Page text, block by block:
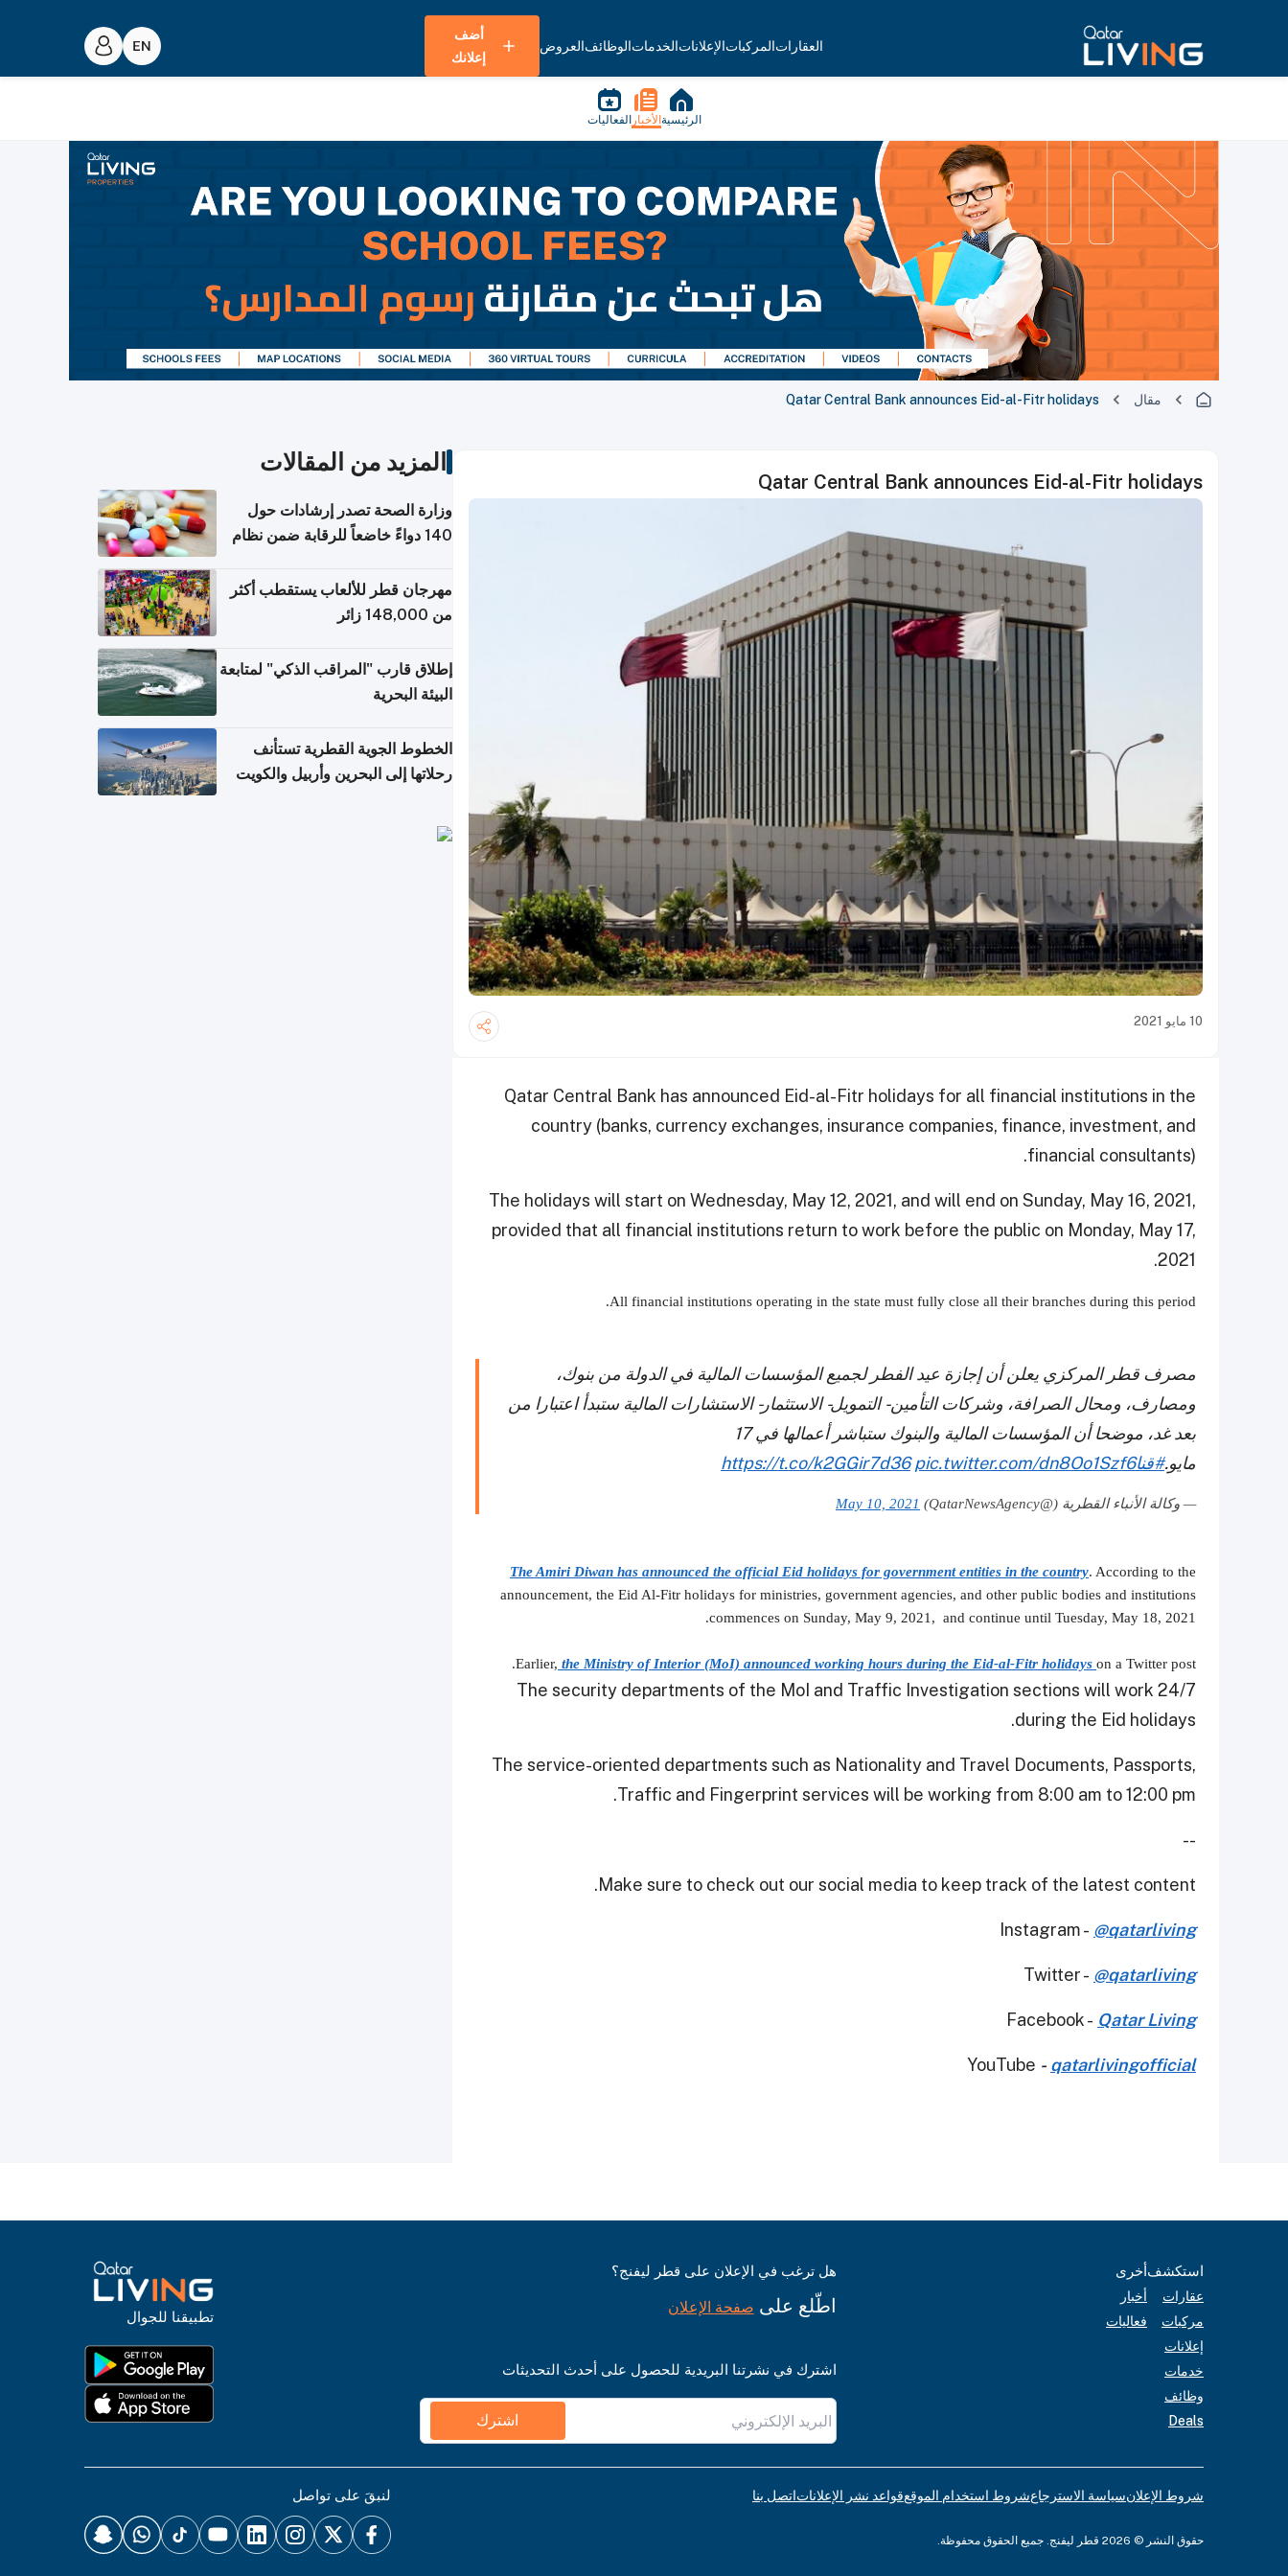
العقاراتالمركباتالإعلاناتالخدماتالوظائفالعروض
أضف
إعلانك
الرئيسية الأخبار الفعاليات
مقال Qatar Central Bank announces Eid-al-Fitr holidays
Qatar Central Bank announces Eid-al-Fitr holidays
10 مايو 2021
Qatar Central Bank has announced Eid-al-Fitr holidays for all financial institutions in the
country (banks, currency exchanges, insurance companies, finance, investment, and
financial consultants).
The holidays will start on Wednesday, May 12, 2021, and will end on Sunday, May 16, 2021,
provided that all financial institutions return to work before the public on Monday, May 17,
2021.
All financial institutions operating in the state must fully close all their branches during this period.
مصرف قطر المركزي يعلن أن إجازة عيد الفطر لجميع المؤسسات المالية في الدولة من بنوك،
ومصارف، ومحال الصرافة، وشركات التأمين - التمويل- الاستثمار- الاستشارات المالية ستبدأ اعتبارا من
بعد غد، موضحا أن المؤسسات المالية والبنوك ستباشر أعمالها في 17
مايو.#قنا https://t.co/k2GGir7d36 pic.twitter.com/dn8Oo1Szf6
— وكالة الأنباء القطرية (@QatarNewsAgency) May 10, 2021
The Amiri Diwan has announced the official Eid holidays for government entities in the country. According to the
announcement, the Eid Al-Fitr holidays for ministries, government agencies, and other public bodies and institutions
commences on Sunday, May 9, 2021, and continue until Tuesday, May 18, 2021.
Earlier, the Ministry of Interior (MoI) announced working hours during the Eid-al-Fitr holidays on a Twitter post.
The security departments of the MoI and Traffic Investigation sections will work 24/7
during the Eid holidays.
The service-oriented departments such as Nationality and Travel Documents, Passports,
Traffic and Fingerprint services will be working from 8:00 am to 12:00 pm.
--
Make sure to check out our social media to keep track of the latest content.
Instagram - @qatarliving
Twitter - @qatarliving
Facebook - Qatar Living
YouTube - qatarlivingofficial
المزيد من المقالات
وزارة الصحة تصدر إرشادات حول
140 دواءً خاضعاً للرقابة ضمن نظام
مهرجان قطر للألعاب يستقطب أكثر
من 148,000 زائر
إطلاق قارب "المراقب الذكي" لمتابعة
البيئة البحرية
الخطوط الجوية القطرية تستأنف
رحلاتها إلى البحرين وأربيل والكويت
استكشف
عقارات
مركبات
إعلانات
خدمات
وظائف
Deals
أخرى
أخبار
فعاليات
هل ترغب في الإعلان على قطر ليفنج؟
اطّلع على صفحة الإعلان
اشترك في نشرتنا البريدية للحصول على أحدث التحديثات
اشترك
تطبيقنا للجوال
شروط الإعلانسياسة الاسترجاعشروط استخدام الموقعقواعد نشر الإعلاناتاتصل بنا
حقوق النشر © 2026 قطر ليفنج. جميع الحقوق محفوظة.
لنبقَ على تواصل